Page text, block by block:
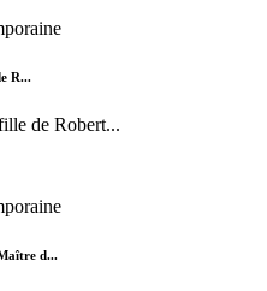
R...
de Robert...
d...